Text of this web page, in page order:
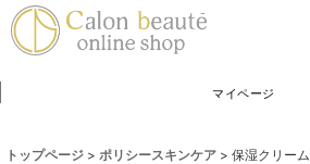
マイページ
トップページ > ポリシースキンケア > 保湿クリーム